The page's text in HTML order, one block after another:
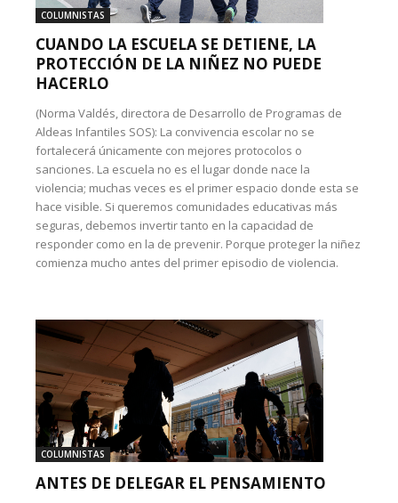
COLUMNISTAS
CUANDO LA ESCUELA SE DETIENE, LA
PROTECCIÓN DE LA NIÑEZ NO PUEDE
HACERLO
(Norma Valdés, directora de Desarrollo de Programas de
Aldeas Infantiles SOS): La convivencia escolar no se
fortalecerá únicamente con mejores protocolos o
sanciones. La escuela no es el lugar donde nace la
violencia; muchas veces es el primer espacio donde esta se
hace visible. Si queremos comunidades educativas más
seguras, debemos invertir tanto en la capacidad de
responder como en la de prevenir. Porque proteger la niñez
comienza mucho antes del primer episodio de violencia.
COLUMNISTAS
ANTES DE DELEGAR EL PENSAMIENTO